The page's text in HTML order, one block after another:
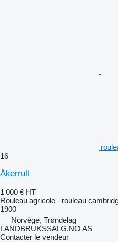
16
Åkerrull
1 000 € HT
Rouleau agricole - rouleau
1900
Norvège, Trøndelag
LANDBRUKSSALG.NO AS
Contacter le vendeur